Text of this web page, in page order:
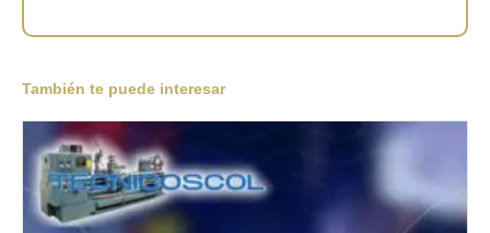
También te puede interesar